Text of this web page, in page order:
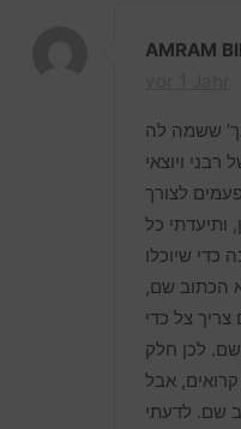
AMRAM
ששמה לה
ויוצאי
לצורך
ותיעדתי כל
כדי שיוכלו
הכתוב שם,
צל כדי
שם. לכן חלק
אבל
שם. לדעתי